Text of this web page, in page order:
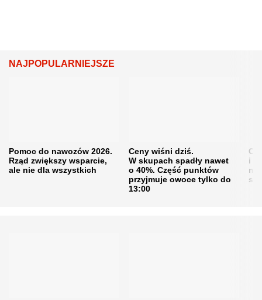
NAJPOPULARNIEJSZE
Pomoc do nawozów 2026.
Rząd zwiększy wsparcie,
ale nie dla wszystkich
Ceny wiśni dziś.
W skupach spadły nawet
o 40%. Część punktów
przyjmuje owoce tylko do
13:00
i